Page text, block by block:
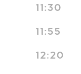
11:30
11:55
12:20